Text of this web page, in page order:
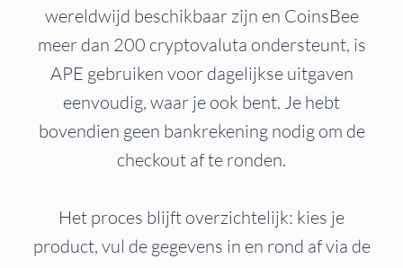
wereldwijd beschikbaar zijn en CoinsBee
meer dan 200 cryptovaluta ondersteunt, is
APE gebruiken voor dagelijkse uitgaven
eenvoudig, waar je ook bent. Je hebt
bovendien geen bankrekening nodig om de
checkout af te ronden.
Het proces blijft overzichtelijk: kies je
product, vul de gegevens in en rond af via de